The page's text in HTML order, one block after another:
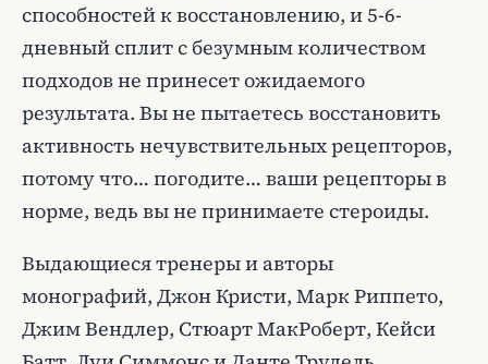
способностей к восстановлению, и 5-6-
дневный сплит с безумным количеством
подходов не принесет ожидаемого
результата. Вы не пытаетесь восстановить
активность нечувствительных рецепторов,
потому что… погодите… ваши рецепторы в
норме, ведь вы не принимаете стероиды.
Выдающиеся тренеры и авторы
монографий, Джон Кристи, Марк Риппето,
Джим Вендлер, Стюарт МакРоберт, Кейси